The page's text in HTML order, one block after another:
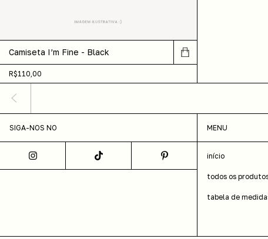
Camiseta I’m Fine - Black
R$110,00
SIGA-NOS NO MENU
início
todos os
tabela de